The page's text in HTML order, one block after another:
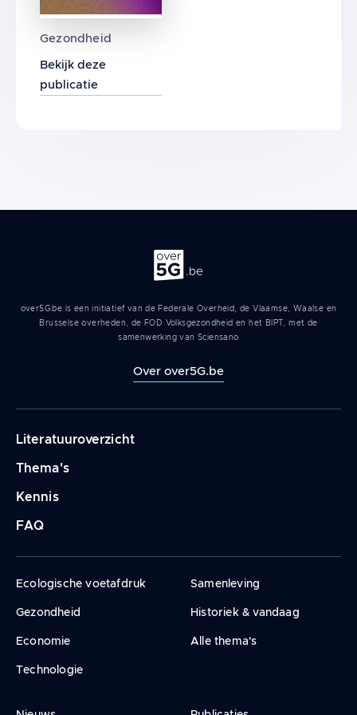
Gezondheid
Bekijk deze
publicatie
Over 5G
over5G.be is een initiatief van de Federale Overheid, de Vlaamse, Waalse en
Brusselse overheden, de FOD Volksgezondheid en het BIPT, met de
samenwerking van Sciensano
Over over5G.be
principale
Literatuuroverzicht
Thema's
Kennis
FAQ
Ecologische voetafdruk
Gezondheid
Economie
Technologie
Samenleving
Historiek & vandaag
Alle thema's